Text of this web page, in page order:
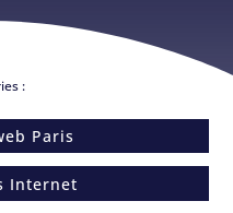
:
Paris
Internet